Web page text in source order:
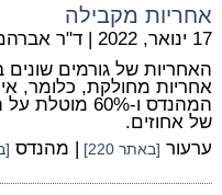
אחריות מקבילה
17 ינואר, 2022 | ד"ר
האחריות של גורמים שונים
המהנדס ו-60%
של אחוזים.
ערעור [באתר 220] | מהנדס